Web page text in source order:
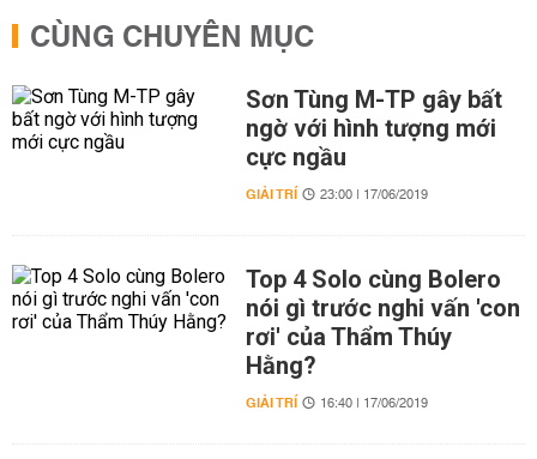
CÙNG CHUYÊN MỤC
Sơn Tùng M-TP gây bất
ngờ với hình tượng mới
cực ngầu
GIẢI TRÍ 23:00 | 17/06/2019
Top 4 Solo cùng Bolero
nói gì trước nghi vấn 'con
rơi' của Thẩm Thúy
Hằng?
GIẢI TRÍ 16:40 | 17/06/2019